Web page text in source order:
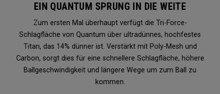
EIN QUANTUM SPRUNG IN DIE WEITE
Zum ersten Mal überhaupt verfügt die Tri-Force-
Schlagfläche von Quantum über ultradünnes, hochfestes
Titan, das 14% dünner ist. Verstärkt mit Poly-Mesh und
Carbon, sorgt dies für eine schnellere Schlagfläche, höhere
Ballgeschwindigkeit und längere Wege um zum Ball zu
kommen.